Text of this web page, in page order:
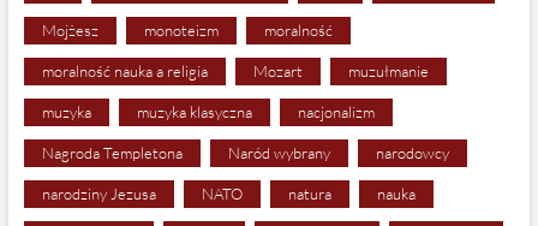
Mojżesz monoteizm moralność
moralność nauka a religia Mozart muzułmanie
muzyka muzyka klasyczna nacjonalizm
Nagroda Templetona Naród wybrany narodowcy
narodziny Jezusa NATO natura nauka